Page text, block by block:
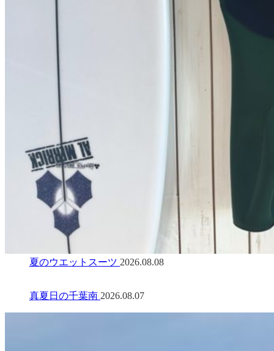
夏のウエットスーツ 2026.08.08
真夏日の千葉南 2026.08.07